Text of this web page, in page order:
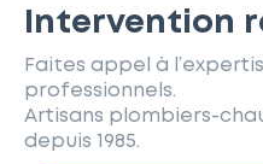
Intervention
Faites appel à
professionnels.
Artisans plombiers-
depuis 1985.